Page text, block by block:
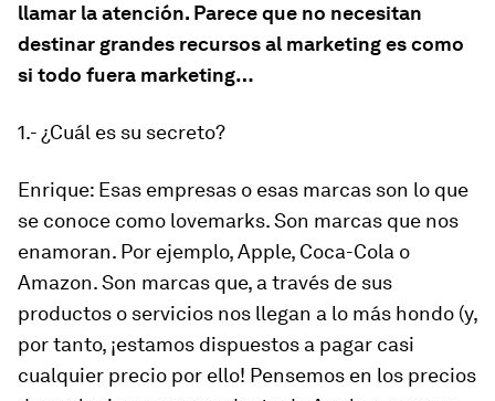
llamar la atención. Parece que no necesitan
destinar grandes recursos al marketing es como
si todo fuera marketing…
1.- ¿Cuál es su secreto?
Enrique: Esas empresas o esas marcas son lo que
se conoce como lovemarks. Son marcas que nos
enamoran. Por ejemplo, Apple, Coca-Cola o
Amazon. Son marcas que, a través de sus
productos o servicios nos llegan a lo más hondo (y,
por tanto, ¡estamos dispuestos a pagar casi
cualquier precio por ello! Pensemos en los precios